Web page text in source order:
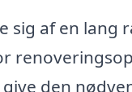
sig af en lang
den